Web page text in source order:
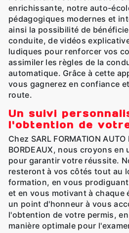
enrichissante, notre auto-
pédagogiques modernes et
ainsi la possibilité de
conduite, de vidéos
ludiques pour renforcer vos
assimiler les règles de la
automatique. Grâce à cette
vous gagnerez en confiance
route.
Un suivi
l'obtention de
Chez SARL FORMATION AUTO
BORDEAUX, nous croyons
pour garantir votre réussite.
resteront à vos côtés tout au
formation, en vous
et en vous motivant à chaque
un point d'honneur à vous
l'obtention de votre permis,
manière optimale pour